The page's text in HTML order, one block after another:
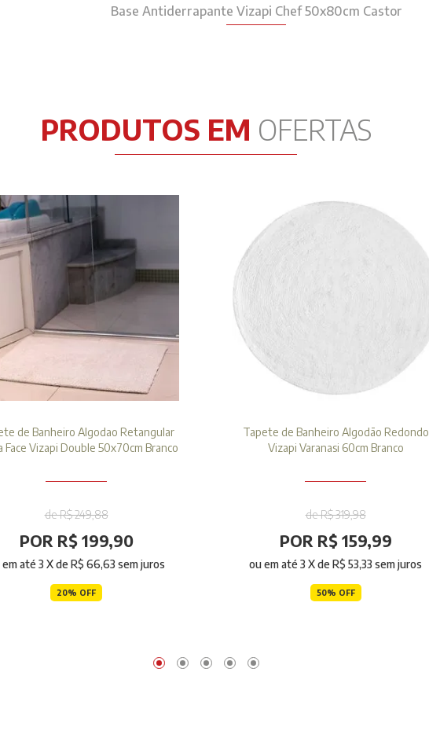
Base Antiderrapante Vizapi Chef 50x80cm Castor
PRODUTOS EM OFERTAS
de Banheiro Algodao Retangular
Face Vizapi Double 50x70cm Branco
de R$ 249,88
POR R$ 199,90
em até3 X deR$ 66,63 sem juros
20% OFF
Tapete de Banheiro Algodão Redondo
Vizapi Varanasi 60cm Branco
de R$ 319,98
POR R$ 159,99
ou em até3 X deR$ 53,33 sem juros
50% OFF